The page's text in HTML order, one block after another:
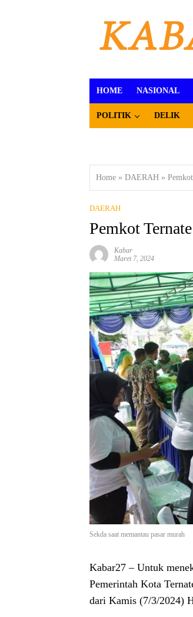
HOME NASIONAL
POLITIK DELIK
Home » DAERAH »
DAERAH
Pemkot
Kabar
Maret 7, 2024
Sekda saat memantau pasar murah
Kabar27 – Untuk
Pemerintah Kota
dari Kamis (7/3/2024)